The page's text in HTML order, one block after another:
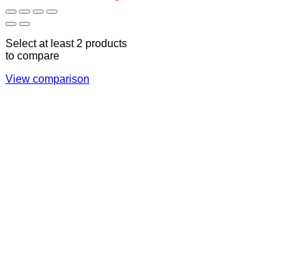
Select at least 2 products
to compare
View comparison